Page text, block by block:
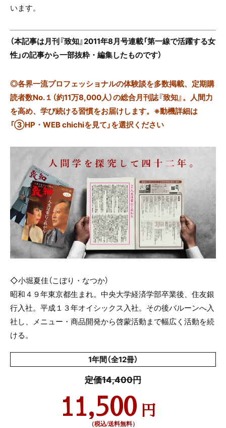
います。
（本記事は月刊『致知』2011年8月号連載「第一線で活躍する女
性」の記事から一部抜粋・編集したものです）
◎各界一流プロフェッショナルの体験談を多数掲載、定期購
読者数No.１（約11万8,000人）の総合月刊誌『致知』。人間力
を高め、学び続ける習慣をお届けします。※動機詳細は
「③HP・WEB chichiを見て」を選択ください
◇小堀夏佳（こぼり・なつか）
昭和４９年東京都生まれ。中央大学経済学部卒業後、住友銀
行入社。平成１３年オイシックス入社。その後バルーンへ入
社し、メニュー・商品開発から啓蒙活動まで幅広く活動を続
ける。
1年間（全12冊）
定価14,400円
11,500 円
（税込/送料無料）